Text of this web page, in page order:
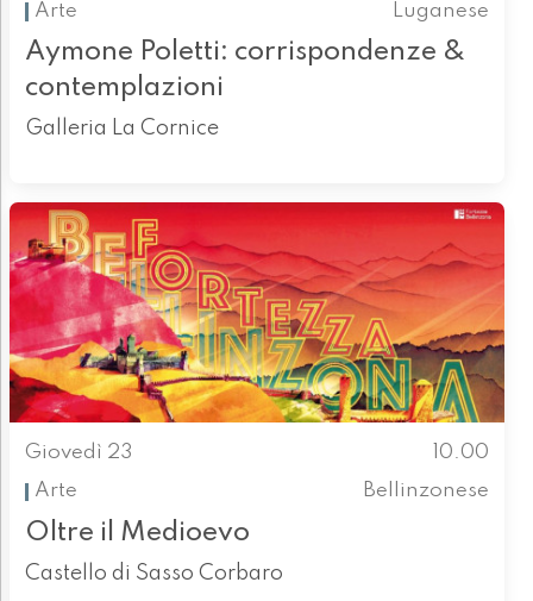
Arte
Luganese
Aymone Poletti: corrispondenze &
contemplazioni
Galleria La Cornice
Giovedì 23
10.00
Arte
Bellinzonese
Oltre il Medioevo
Castello di Sasso Corbaro